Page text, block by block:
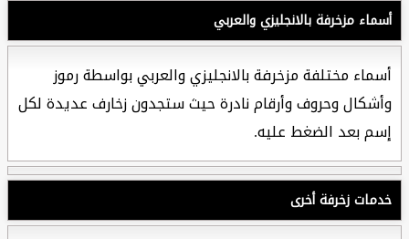
أسماء مزخرفة بالانجليزي والعربي
أسماء مختلفة مزخرفة بالانجليزي والعربي بواسطة رموز
وأشكال وحروف وأرقام نادرة حيث ستجدون زخارف عديدة لكل
إسم بعد الضغط عليه.
خدمات زخرفة أخرى